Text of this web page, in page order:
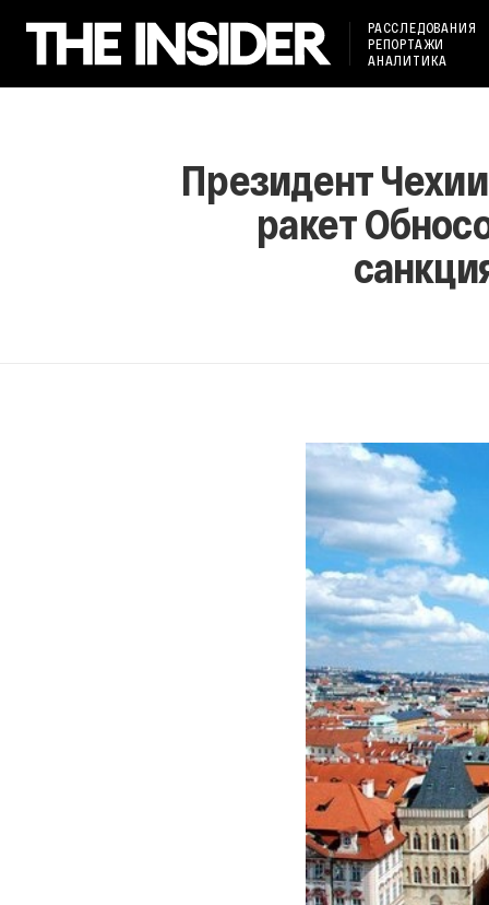
РАССЛЕДОВАНИЯ
РЕПОРТАЖИ
АНАЛИТИКА
Президент
ракет